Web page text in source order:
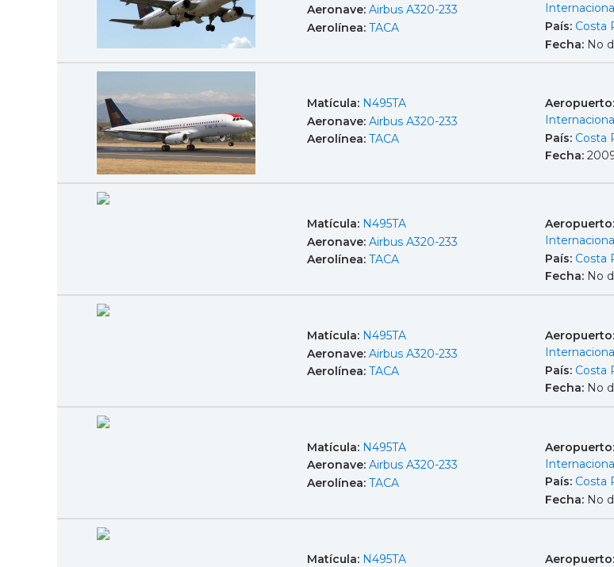
Aeronave: Airbus A320-233
Aerolínea: TACA
Internacional
País: Costa
Fecha: No
Matícula: N495TA
Aeronave: Airbus A320-233
Aerolínea: TACA
Aeropuerto:
País: Costa
Fecha:
Matícula: N495TA
Aeronave: Airbus A320-233
Aerolínea: TACA
Aeropuerto:
País: Costa
Fecha: No
Matícula: N495TA
Aeronave: Airbus A320-233
Aerolínea: TACA
Aeropuerto:
País: Costa
Fecha: No
Matícula: N495TA
Aeronave: Airbus A320-233
Aerolínea: TACA
Aeropuerto:
País: Costa
Fecha: No
Matícula: N495TA
Aeropuerto: